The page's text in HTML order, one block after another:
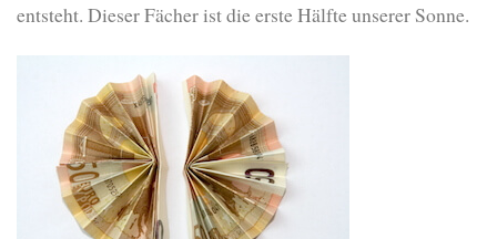
entsteht. Dieser Fächer ist die erste Hälfte unserer Sonne.